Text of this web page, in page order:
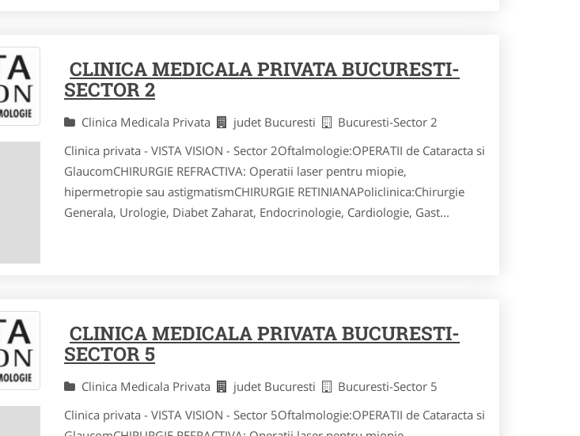
CLINICA MEDICALA PRIVATA BUCURESTI-
SECTOR 2
Clinica Medicala Privata judet Bucuresti
Bucuresti-Sector 2
Clinica privata - VISTA VISION - Sector 2Oftalmologie:OPERATII de Cataracta si
GlaucomCHIRURGIE REFRACTIVA: Operatii laser pentru miopie,
hipermetropie sau astigmatismCHIRURGIE RETINIANAPoliclinica:Chirurgie
Generala, Urologie, Diabet Zaharat, Endocrinologie, Cardiologie, Gast...
CLINICA MEDICALA PRIVATA BUCURESTI-
SECTOR 5
Clinica Medicala Privata judet Bucuresti
Bucuresti-Sector 5
Clinica privata - VISTA VISION - Sector 5Oftalmologie:OPERATII de Cataracta si